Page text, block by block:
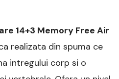
14+3 Memory Free Air
realizata din spuma ce
intregului corp si o